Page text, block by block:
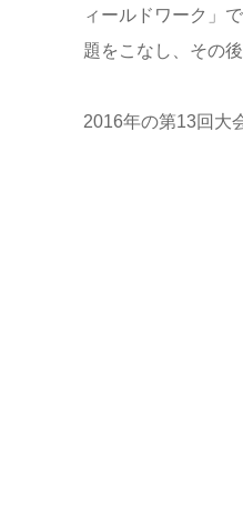
ィールドワーク」
題をこなし、その
2016年の第13回大